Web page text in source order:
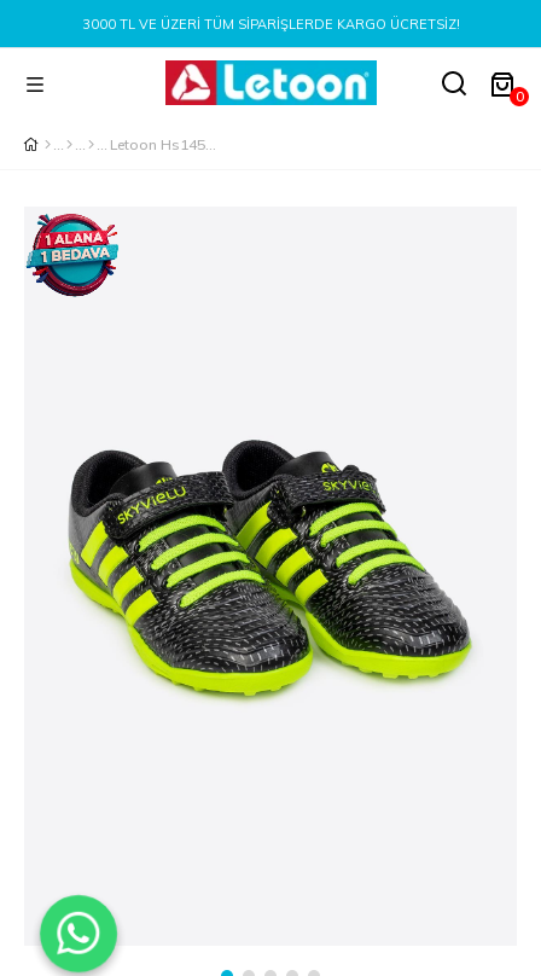
3000 TL VE ÜZERI TÜM SIPARIŞLERDE KARGO ÜCRETSIZ!
0
Letoon Hs1453 Çocuk Halısaha Ayakkabı